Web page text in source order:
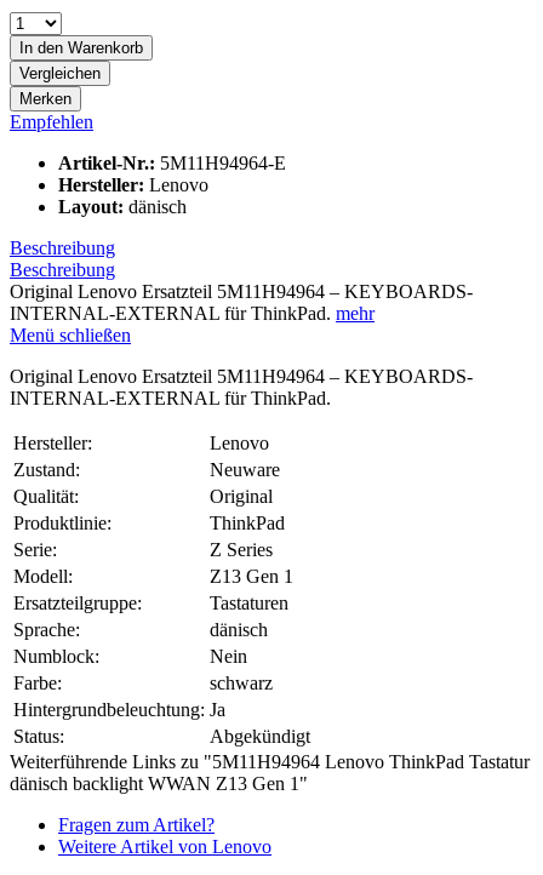
In den Warenkorb
Vergleichen
Merken
Empfehlen
Artikel-Nr.: 5M11H94964-E
Hersteller: Lenovo
Layout: dänisch
Beschreibung
Beschreibung
Original Lenovo Ersatzteil 5M11H94964 – KEYBOARDS-
INTERNAL-EXTERNAL für ThinkPad. mehr
Menü schließen
Original Lenovo Ersatzteil 5M11H94964 – KEYBOARDS-
INTERNAL-EXTERNAL für ThinkPad.
Hersteller:
Lenovo
Zustand:
Neuware
Qualität:
Original
Produktlinie:
ThinkPad
Serie:
Z Series
Modell:
Z13 Gen 1
Ersatzteilgruppe:
Tastaturen
Sprache:
dänisch
Numblock:
Nein
Farbe:
schwarz
Hintergrundbeleuchtung: Ja
Status:
Abgekündigt
Weiterführende Links zu "5M11H94964 Lenovo ThinkPad Tastatur
dänisch backlight WWAN Z13 Gen 1"
Fragen zum Artikel?
Weitere Artikel von Lenovo